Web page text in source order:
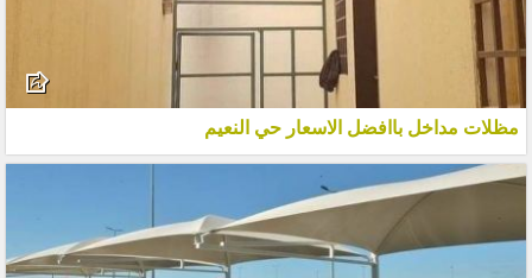
مظلات مداخل باافضل الاسعار حي النعيم